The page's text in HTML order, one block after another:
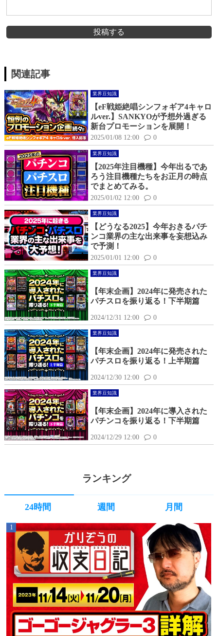
投稿する
関連記事
業界豆知識
【eF戦姫絶唱シンフォギア4キャロ
ルver.】SANKYOが予想外過ぎる
新台プロモーションを展開！
2025/01/08 12:00 0
業界豆知識
【2025年注目機種】今年出るであ
ろう注目機種たちをお正月の時点
でまとめてみる。
2025/01/02 12:00 0
業界豆知識
【どうなる2025】今年おきるパチ
ンコ業界の主な出来事を妄想込み
で予測！
2025/01/01 12:00 0
業界豆知識
【年末企画】2024年に発売された
パチスロを振り返る！下半期篇
2024/12/31 12:00 0
業界豆知識
【年末企画】2024年に発売された
パチスロを振り返る！上半期篇
2024/12/30 12:00 0
業界豆知識
【年末企画】2024年に導入された
パチンコを振り返る！下半期篇
2024/12/29 12:00 0
ランキング
24時間 週間 月間
1